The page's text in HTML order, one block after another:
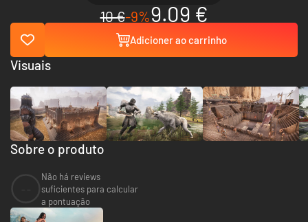
10 €-9%9.09 €
Adicioner ao carrinho
Sobre o produto
Não há reviews
suficientes para calcular
a pontuação
Visuais